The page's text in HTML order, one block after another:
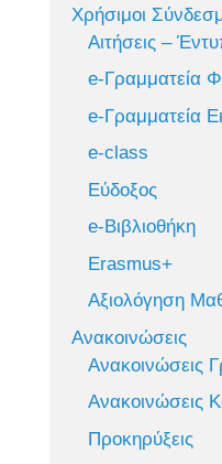
Χρήσιμοι
Αιτήσεις –
e-Γραμματεία
e-Γραμματεία
e-class
Εύδοξος
e-Βιβλιοθήκη
Erasmus+
Αξιολόγηση
Ανακοινώσεις
Ανακοινώσεις
Ανακοινώσεις
Προκηρύξεις